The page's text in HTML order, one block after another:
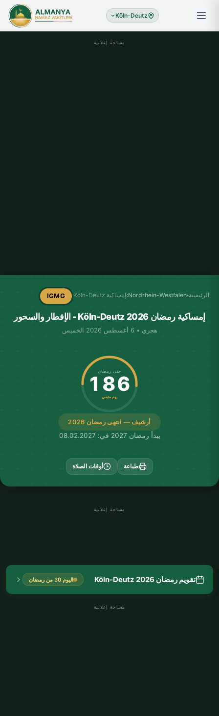
Köln-Deutz
مساحة إعلانية
الرئيسية›
Nordrhein-Westfalen
›إمساكية Köln-Deutz IGMG
إمساكية رمضان Köln-Deutz 2026 - الإفطار والسحور
هجري • 6 أغسطس 2026 الخميس
أرشيف — انتهى رمضان 2026
حتى رمضان
186
يوم متبقي
يبدأ رمضان 2027 في: 08.02.2027
طباعة أوقات الصلاة
مساحة إعلانية
تقويم رمضان Köln-Deutz 2026 اليوم 30 من رمضان
مساحة إعلانية